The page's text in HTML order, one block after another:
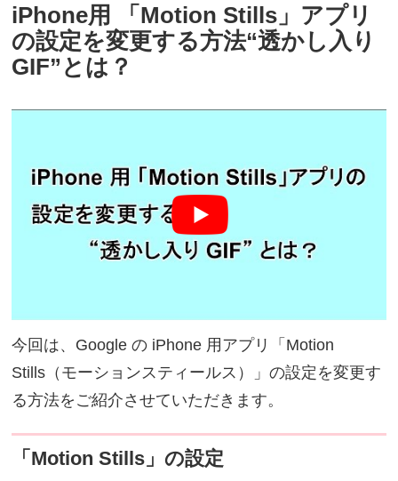
iPhone用 「Motion Stills」アプリ
の設定を変更する方法“透かし入り
GIF”とは？
今回は、Google の iPhone 用アプリ「Motion
Stills（モーションスティールス）」の設定を変更す
る方法をご紹介させていただきます。
「Motion Stills」の設定